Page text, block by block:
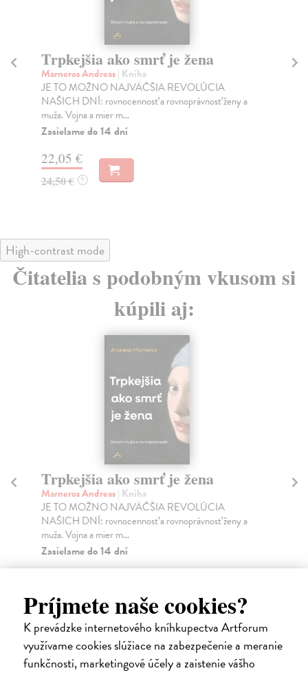
Príjmete naše cookies?
K prevádzke internetového kníhkupectva Artforum
využívame cookies slúžiace na zabezpečenie a meranie
funkčnosti, marketingové účely a zaistenie vášho
Trpkejšia ako smrť je žena
Marneros Andreas| Kniha
JE TO MOŽNO NAJVÄČŠIA REVOLÚCIA
NAŠICH DNÍ: rovnocennosť a rovnoprávnosť ženy a
muža. Vojna a mier m...
Zasielame do 14 dní
22,05 €
24,50 € ?
High-contrast mode
Čitatelia s podobným vkusom si
kúpili aj:
Trpkejšia ako smrť je žena
Marneros Andreas| Kniha
JE TO MOŽNO NAJVÄČŠIA REVOLÚCIA
NAŠICH DNÍ: rovnocennosť a rovnoprávnosť ženy a
muža. Vojna a mier m...
Zasielame do 14 dní
24,50 € ?